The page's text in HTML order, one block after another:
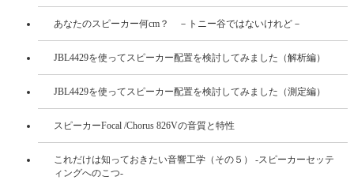
あなたのスピーカー何cm？ －トニー谷ではないけれど－
JBL4429を使ってスピーカー配置を検討してみました（解析編）
JBL4429を使ってスピーカー配置を検討してみました（測定編）
スピーカーFocal /Chorus 826Vの音質と特性
これだけは知っておきたい音響工学（その５） -スピーカーセッテ
ィングへのこつ-